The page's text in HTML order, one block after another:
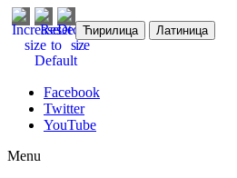
Ћирилица Латиница
Facebook
Twitter
YouTube
Menu